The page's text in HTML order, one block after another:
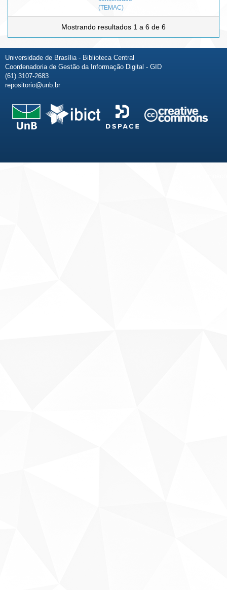
(TEMAC)
Mostrando resultados 1 a 6 de 6
Universidade de Brasília - Biblioteca Central
Coordenadoria de Gestão da Informação Digital - GID
(61) 3107-2683
repositorio@unb.br